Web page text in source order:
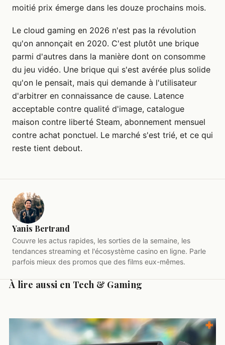
moitié prix émerge dans les douze prochains mois.
Le cloud gaming en 2026 n'est pas la révolution
qu'on annonçait en 2020. C'est plutôt une brique
parmi d'autres dans la manière dont on consomme
du jeu vidéo. Une brique qui s'est avérée plus solide
qu'on le pensait, mais qui demande à l'utilisateur
d'arbitrer en connaissance de cause. Latence
acceptable contre qualité d'image, catalogue
maison contre liberté Steam, abonnement mensuel
contre achat ponctuel. Le marché s'est trié, et ce qui
reste tient debout.
Yanis Bertrand
Couvre les actus rapides, les sorties de la semaine, les
tendances streaming et l'écosystème casino en ligne. Parle
parfois mieux des promos que des films eux-mêmes.
À lire aussi en Tech & Gaming